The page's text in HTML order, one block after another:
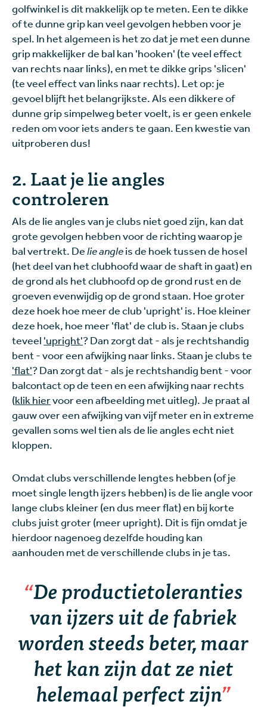
golfwinkel is dit makkelijk op te meten. Een te dikke
of te dunne grip kan veel gevolgen hebben voor je
spel. In het algemeen is het zo dat je met een dunne
grip makkelijker de bal kan 'hooken' (te veel effect
van rechts naar links), en met te dikke grips 'slicen'
(te veel effect van links naar rechts). Let op: je
gevoel blijft het belangrijkste. Als een dikkere of
dunne grip simpelweg beter voelt, is er geen enkele
reden om voor iets anders te gaan. Een kwestie van
uitproberen dus!
2. Laat je lie angles
controleren
Als de lie angles van je clubs niet goed zijn, kan dat
grote gevolgen hebben voor de richting waarop je
bal vertrekt. Delie angleis de hoek tussen de hosel
(het deel van het clubhoofd waar de shaft in gaat) en
de grond als het clubhoofd op de grond rust en de
groeven evenwijdig op de grond staan. Hoe groter
deze hoek hoe meer de club 'upright' is. Hoe kleiner
deze hoek, hoe meer 'flat' de club is. Staan je clubs
teveel 'upright'? Dan zorgt dat - als je rechtshandig
bent - voor een afwijking naar links. Staan je clubs te
'flat'? Dan zorgt dat - als je rechtshandig bent - voor
balcontact op de teen en een afwijking naar rechts
(klik hiervoor een afbeelding met uitleg). Je praat al
gauw over een afwijking van vijf meter en in extreme
gevallen soms wel tien als de lie angles echt niet
kloppen.
Omdat clubs verschillende lengtes hebben (of je
moet single length ijzers hebben) is de lie angle voor
lange clubs kleiner (en dus meer flat) en bij korte
clubs juist groter (meer upright). Dit is fijn omdat je
hierdoor nagenoeg dezelfde houding kan
aanhouden met de verschillende clubs in je tas.
De productietoleranties
van ijzers uit de fabriek
worden steeds beter, maar
het kan zijn dat ze niet
helemaal perfect zijn